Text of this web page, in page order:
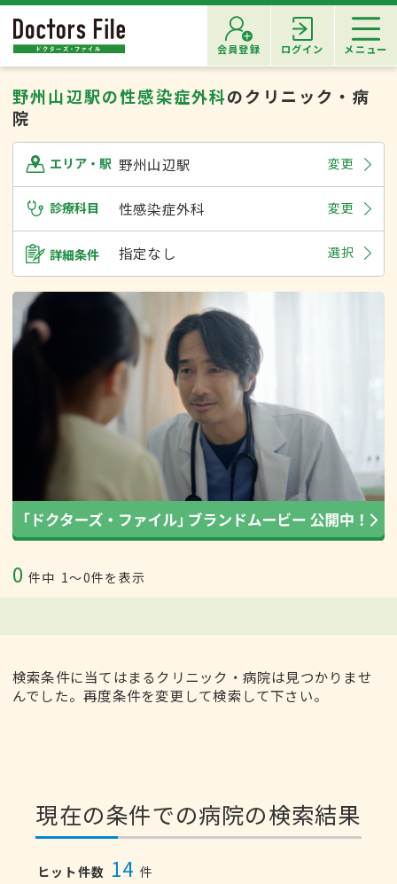
会員登録 ログイン メニュー
野州山辺駅の性感染症外科のクリニック・病
院
エリア・駅 野州山辺駅 変更
診療科目 性感染症外科 変更
詳細条件 指定なし 選択
0 件中 1〜0件を表示
検索条件に当てはまるクリニック・病院は見つかりませ
んでした。再度条件を変更して検索して下さい。
現在の条件での病院の検索結果
ヒット件数 14 件